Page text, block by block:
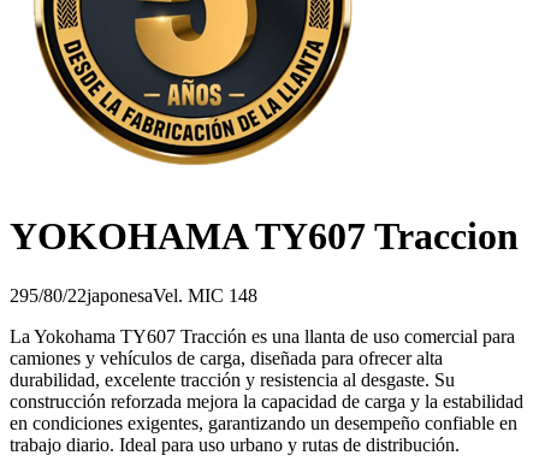
YOKOHAMA TY607 Traccion
295/80/22japonesaVel. MIC 148
La Yokohama TY607 Tracción es una llanta de uso comercial para
camiones y vehículos de carga, diseñada para ofrecer alta
durabilidad, excelente tracción y resistencia al desgaste. Su
construcción reforzada mejora la capacidad de carga y la estabilidad
en condiciones exigentes, garantizando un desempeño confiable en
trabajo diario. Ideal para uso urbano y rutas de distribución.